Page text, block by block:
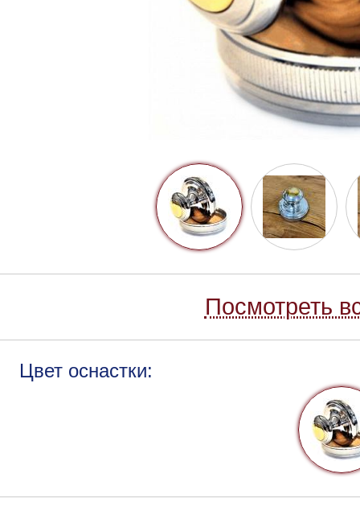
Посмотреть
Цвет оснастки: